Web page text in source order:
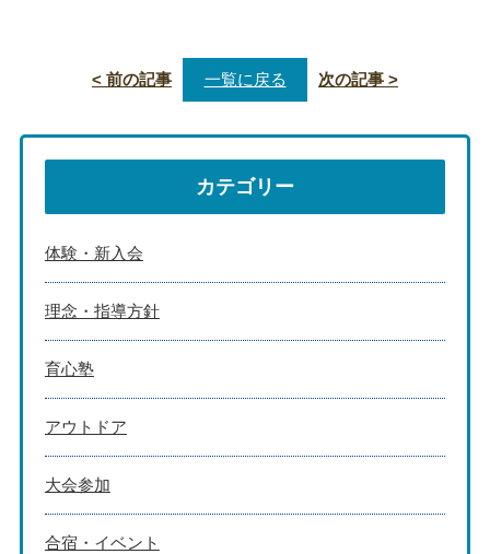
< 前の記事 一覧に戻る 次の記事 >
カテゴリー
体験・新入会
理念・指導方針
育心塾
アウトドア
大会参加
合宿・イベント